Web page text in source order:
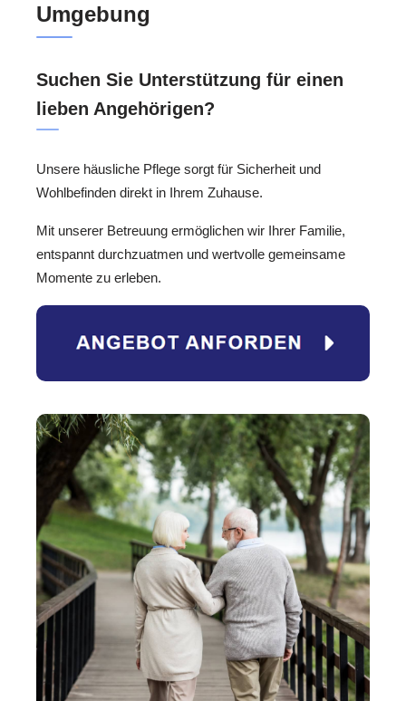
Umgebung
Suchen Sie Unterstützung für einen
lieben Angehörigen?
Unsere häusliche Pflege sorgt für Sicherheit und
Wohlbefinden direkt in Ihrem Zuhause.
Mit unserer Betreuung ermöglichen wir Ihrer Familie,
entspannt durchzuatmen und wertvolle gemeinsame
Momente zu erleben.